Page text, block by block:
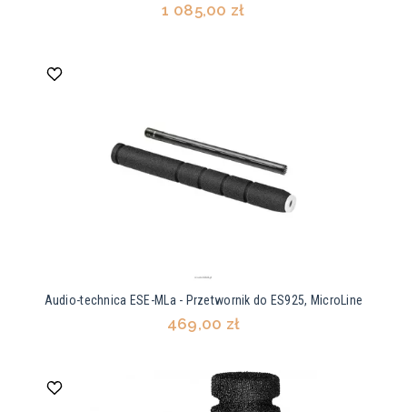
1 085,00 zł
Audio-technica ESE-MLa - Przetwornik do ES925, MicroLine
469,00 zł